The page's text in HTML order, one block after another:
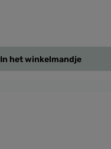
In het winkelmandje